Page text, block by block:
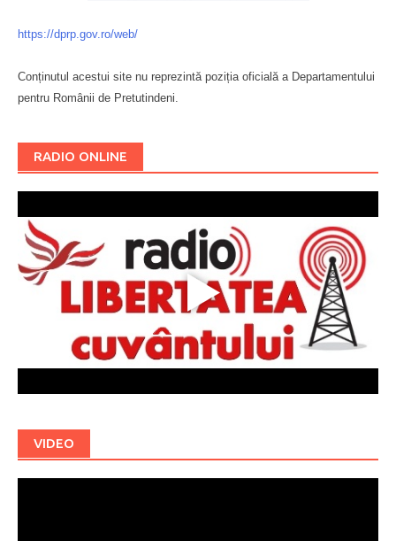
https://dprp.gov.ro/web/
Conținutul acestui site nu reprezintă poziția oficială a Departamentului
pentru Românii de Pretutindeni.
RADIO ONLINE
VIDEO